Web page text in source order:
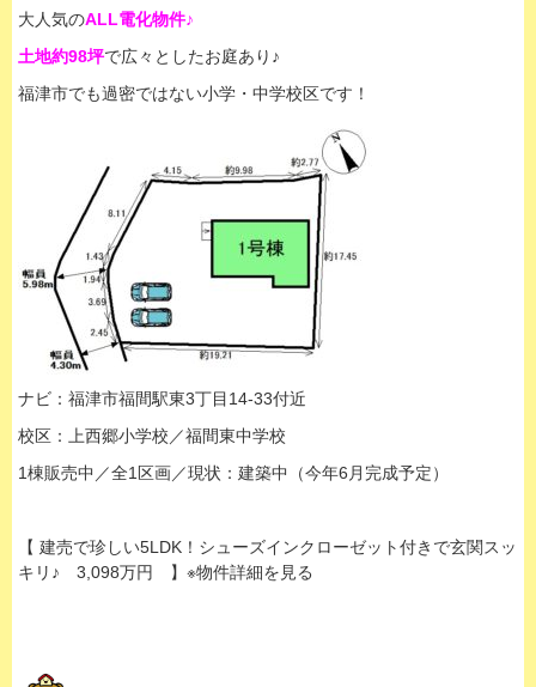
大人気のALL電化物件♪
土地約98坪で広々としたお庭あり♪
福津市でも過密ではない小学・中学校区です！
ナビ：福津市福間駅東3丁目14-33付近
校区：上西郷小学校／福間東中学校
1棟販売中／全1区画／現状：建築中（今年6月完成予定）
【 建売で珍しい5LDK！シューズインクローゼット付きで玄関スッ
キリ♪ 3,098万円 】※物件詳細を見る